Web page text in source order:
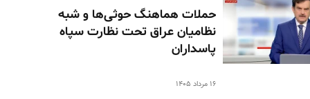
حملات هماهنگ حوثی‌ها و شبه
نظامیان عراق تحت نظارت سپاه
پاسداران
۱۶ مرداد ۱۴۰۵